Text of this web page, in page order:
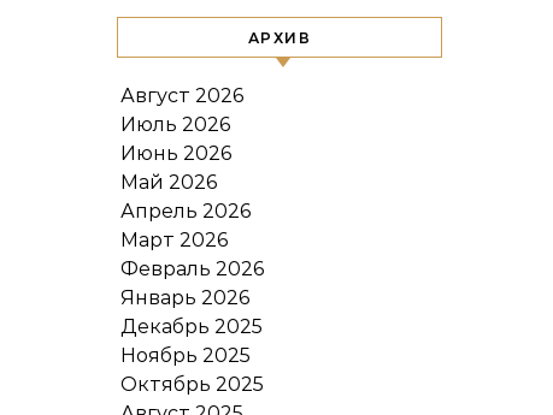
АРХИВ
Август 2026
Июль 2026
Июнь 2026
Май 2026
Апрель 2026
Март 2026
Февраль 2026
Январь 2026
Декабрь 2025
Ноябрь 2025
Октябрь 2025